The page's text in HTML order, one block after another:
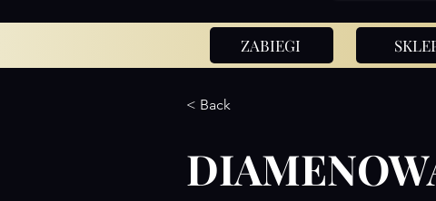
ZABIEGI
< Back